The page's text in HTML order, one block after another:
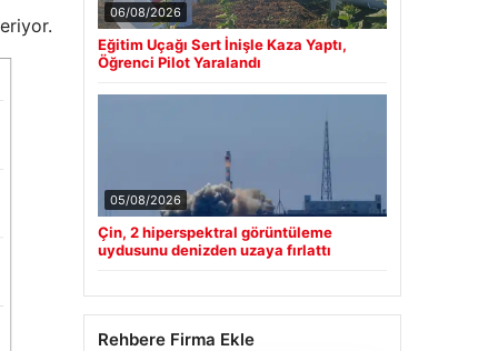
06/08/2026
Eğitim Uçağı Sert İnişle Kaza Yaptı,
Öğrenci Pilot Yaralandı
05/08/2026
Çin, 2 hiperspektral görüntüleme
uydusunu denizden uzaya fırlattı
Rehbere Firma Ekle